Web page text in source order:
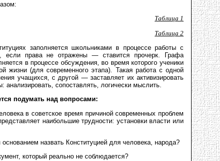
Таблица 1
Таблица 2
заполняется школьниками в процессе работы с
если права не отражены — ставится прочерк. Графа
в процессе обсуждения, во время которого ученики
жизни (для современного этапа). Такая работа с одной
учащихся, с другой — заставляет их активизировать
сопоставлять, логически мыслить.
подумать над вопросами:
в советское время причиной современных проблем
наибольшие трудности: установки власти или
назвать Конституцией для человека, народа?
который реально не соблюдается?